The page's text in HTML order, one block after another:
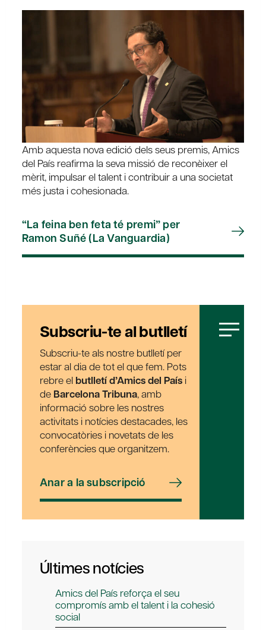
Amb aquesta nova edició dels seus premis, Amics
del País reafirma la seva missió de reconèixer el
mèrit, impulsar el talent i contribuir a una societat
més justa i cohesionada.
“La feina ben feta té premi” per
Ramon Suñé (La Vanguardia)
Subscriu-te al butlletí
Subscriu-te als nostre butlletí per
estar al dia de tot el que fem. Pots
rebre el butlletí d’Amics del País i
de Barcelona Tribuna, amb
informació sobre les nostres
activitats i notícies destacades, les
convocatòries i novetats de les
conferències que organitzem.
Anar a la subscripció
Últimes notícies
Amics del País reforça el seu
compromís amb el talent i la cohesió
social